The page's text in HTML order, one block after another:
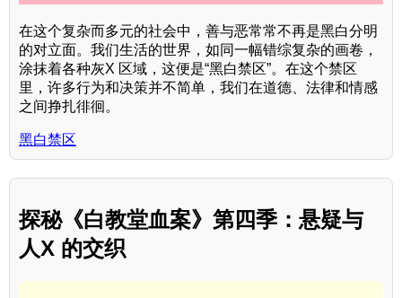
在这个复杂而多元的社会中，善与恶常常不再是黑白分明
的对立面。我们生活的世界，如同一幅错综复杂的画卷，
涂抹着各种灰X 区域，这便是“黑白禁区”。在这个禁区
里，许多行为和决策并不简单，我们在道德、法律和情感
之间挣扎徘徊。
黑白禁区
探秘《白教堂血案》第四季：悬疑与
人X 的交织